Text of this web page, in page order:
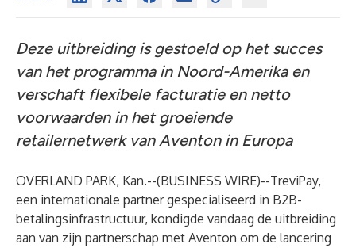
Deze uitbreiding is gestoeld op het succes
van het programma in Noord-Amerika en
verschaft flexibele facturatie en netto
voorwaarden in het groeiende
retailernetwerk van Aventon in Europa
OVERLAND PARK, Kan.--(BUSINESS WIRE)--TreviPay,
een internationale partner gespecialiseerd in B2B-
betalingsinfrastructuur, kondigde vandaag de uitbreiding
aan van zijn partnerschap met Aventon om de lancering